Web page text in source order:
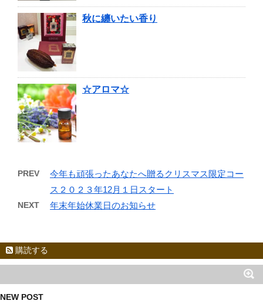
秋に纏いたい香り
☆アロマ☆
PREV
今年も頑張ったあなたへ贈るクリスマス限定コー
ス２０２３年12月１日スタート
NEXT 年末年始休業日のお知らせ
購読する
NEW POST